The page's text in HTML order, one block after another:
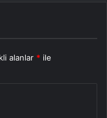
alanlar * ile